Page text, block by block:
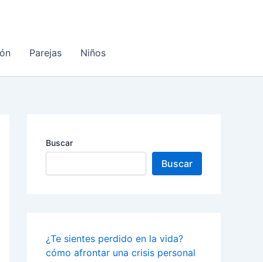
Parejas Niños
Buscar
Buscar
¿Te sientes perdido en la vida?
cómo afrontar una crisis personal